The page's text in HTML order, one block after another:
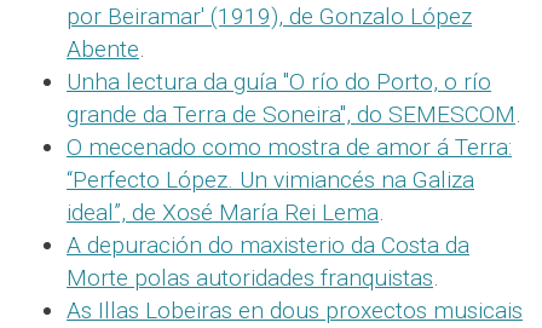
por Beiramar' (1919), de Gonzalo López
Abente.
Unha lectura da guía "O río do Porto, o río
grande da Terra de Soneira", do SEMESCOM.
O mecenado como mostra de amor á Terra:
“Perfecto López. Un vimiancés na Galiza
ideal”, de Xosé María Rei Lema.
A depuración do maxisterio da Costa da
Morte polas autoridades franquistas.
As Illas Lobeiras en dous proxectos musicais